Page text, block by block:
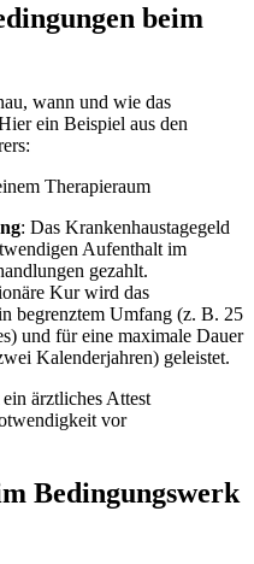
beim
wann und wie das
ein Beispiel aus den
: Das Krankenhaustagegeld
Aufenthalt im
gezahlt.
Kur wird das
begrenztem Umfang (z. B. 25
und für eine maximale Dauer
Kalenderjahren) geleistet.
ärztliches Attest
vor
Bedingungswerk